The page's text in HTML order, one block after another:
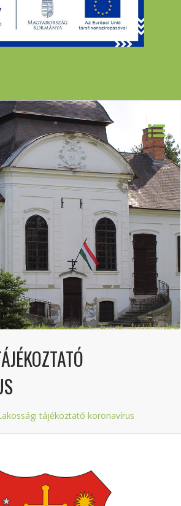
tájékoztató koronavírus